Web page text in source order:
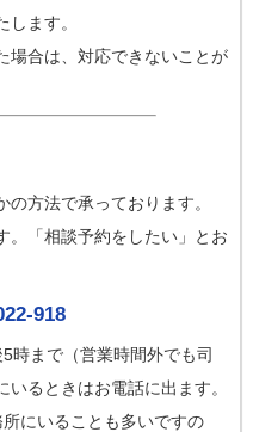
ます。
場合は、対応できないことが
方法で承っております。
。「相談予約をしたい」とお
918
時まで（営業時間外でも司
るときはお電話に出ます。
にいることも多いですの